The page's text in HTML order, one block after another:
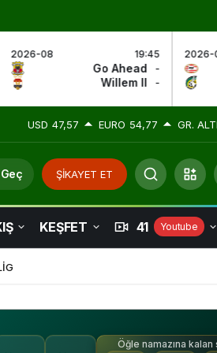
19:45
II
21:00
PSV
F. Sittard
USD 47,57 EURO 54,77 GR.
ŞİKAYET ET
KEŞFET 41 Youtube
Öğle namazına kalan